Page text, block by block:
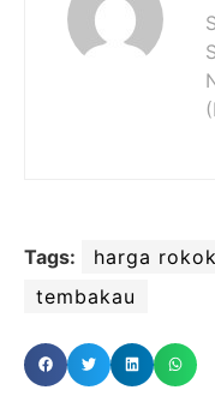
Tags: harga rokok
tembakau